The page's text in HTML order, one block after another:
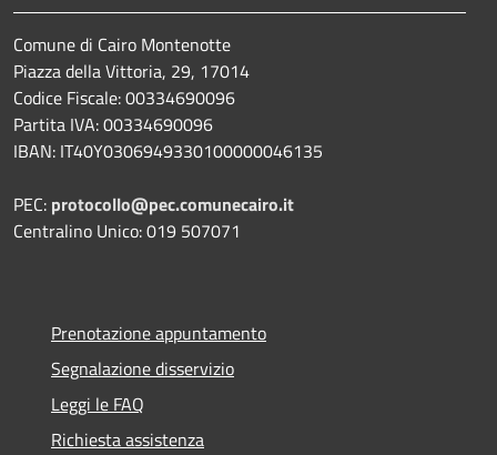
Comune di Cairo Montenotte
Piazza della Vittoria, 29, 17014
Codice Fiscale: 00334690096
Partita IVA: 00334690096
IBAN: IT40Y0306949330100000046135
PEC: protocollo@pec.comunecairo.it
Centralino Unico: 019 507071
Prenotazione appuntamento
Segnalazione disservizio
Leggi le FAQ
Richiesta assistenza